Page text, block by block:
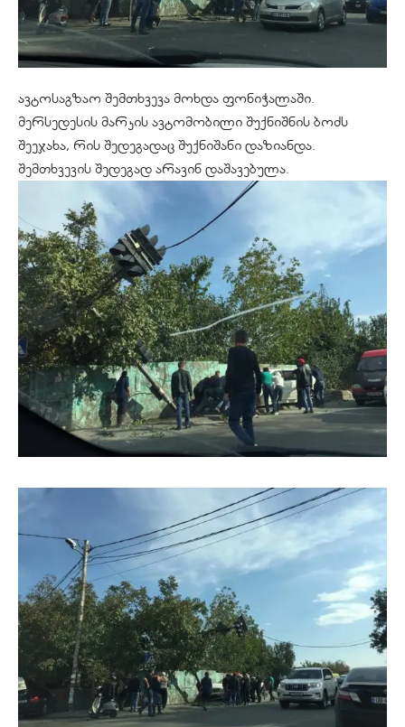
ავტოსაგზაო შემთხვევა მოხდა ფონიჭალაში.
მერსედესის მარკის ავტომობილი შუქნიშნის ბოძს
შეეჯახა, რის შედეგადაც შუქნიშანი დაზიანდა.
შემთხვევის შედეგად არავინ დაშავებულა.